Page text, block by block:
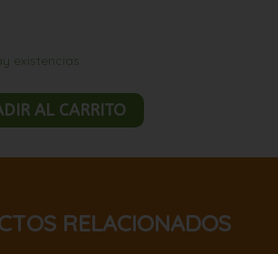
existencias
AL CARRITO
RELACIONADOS